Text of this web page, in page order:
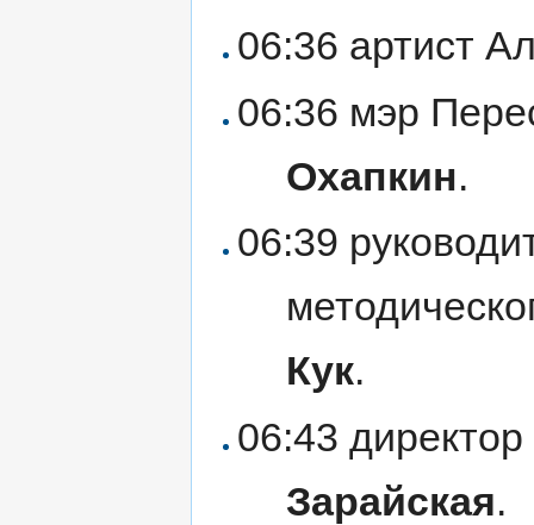
06:36 артист
06:36 мэр
Охапкин.
06:39
Кук.
06:43
Зарайская.